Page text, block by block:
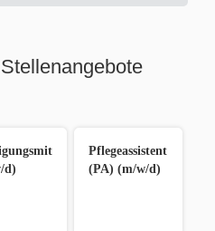
d)
Pflegeassistent:in
(PA) (m/w/d)